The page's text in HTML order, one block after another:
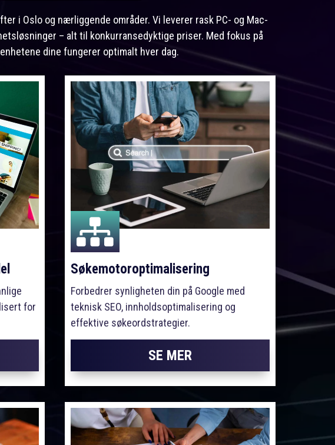
i Oslo og nærliggende områder. Vi leverer rask PC- og Mac-
– alt til konkurransedyktige priser. Med fokus på
dine fungerer optimalt hver dag.
for

Søkemotoroptimalisering
Forbedrer synligheten din på Google med
teknisk SEO, innholdsoptimalisering og
effektive søkeordstrategier.
SE MER